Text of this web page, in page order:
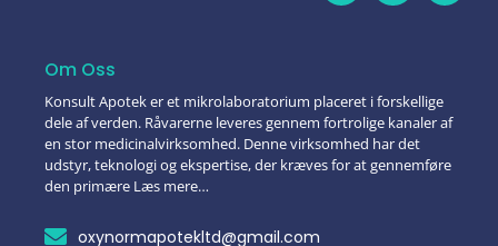
Om Oss
Konsult Apotek er et mikrolaboratorium placeret i forskellige
dele af verden. Råvarerne leveres gennem fortrolige kanaler af
en stor medicinalvirksomhed. Denne virksomhed har det
udstyr, teknologi og ekspertise, der kræves for at gennemføre
den primære Læs mere…
oxynormapotekltd@gmail.com